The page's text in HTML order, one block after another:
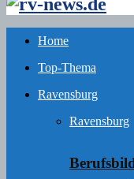
Home
Top-Thema
Ravensburg
Ravensburg